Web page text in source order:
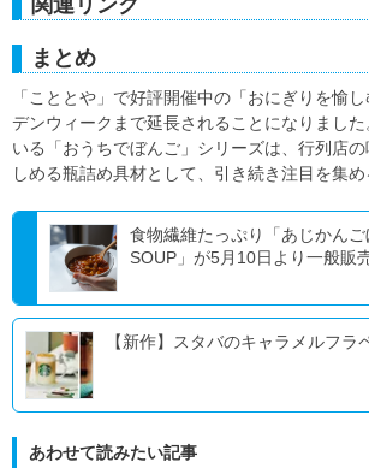
まとめ
「こととや」で好評開催中の「おにぎりを愉
デンウィークまで延長されることになりまし
いる「おうちでぼんご」シリーズは、行列店
しめる瓶詰め具材として、引き続き注目を集め
食物繊維たっぷり「あじかん
SOUP」が5月10日より一般販売
【新作】スタバのキャラメルフラ
あわせて読みたい記事